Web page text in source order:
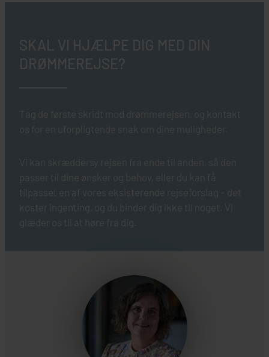
SKAL VI HJÆLPE DIG MED DIN
DRØMMEREJSE?
Tag de første skridt mod drømmerejsen, og kontakt
os for en uforpligtende snak om dine muligheder.
Vi kan skræddersy rejsen fra ende til anden, så den
passer til dine ønsker og behov, eller du kan få
tilpasset en af vores eksisterende rejseforslag – det
koster ingenting, og du binder dig ikke til noget. Vi
glæder os til at høre fra dig.